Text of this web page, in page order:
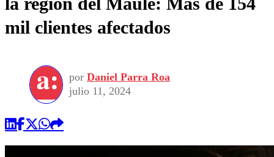
mil clientes afectados
por Daniel Parra Roa
julio 11, 2024